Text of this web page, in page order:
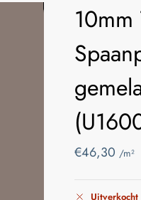
€46,30 /m²
Uitverkocht